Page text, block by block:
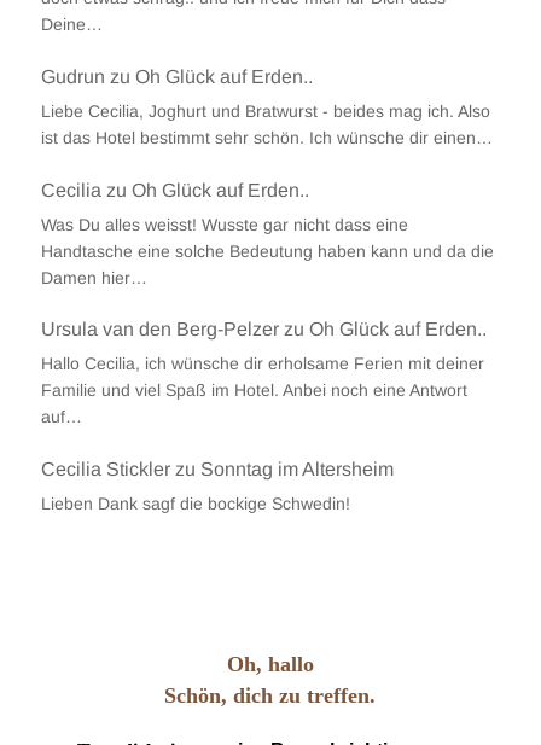
Deine…
Gudrun zu Oh Glück auf Erden..
Liebe Cecilia, Joghurt und Bratwurst - beides mag ich. Also
ist das Hotel bestimmt sehr schön. Ich wünsche dir einen…
Cecilia zu Oh Glück auf Erden..
Was Du alles weisst! Wusste gar nicht dass eine
Handtasche eine solche Bedeutung haben kann und da die
Damen hier…
Ursula van den Berg-Pelzerzu Oh Glück auf Erden..
Hallo Cecilia, ich wünsche dir erholsame Ferien mit deiner
Familie und viel Spaß im Hotel. Anbei noch eine Antwort
auf…
Cecilia Sticklerzu Sonntag im Altersheim
Lieben Dank sagf die bockige Schwedin!
Oh, hallo
Schön, dich zu treffen.